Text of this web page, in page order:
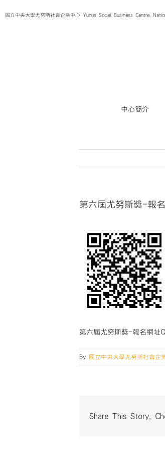
to國立中央大學尤努斯社會企業中心 Yunus Social Business Centre,
中心簡介
第六屆尤努斯獎-報
第六屆尤努斯獎-報名網址
By 國立中央大學尤努斯社會企
Share This Story,